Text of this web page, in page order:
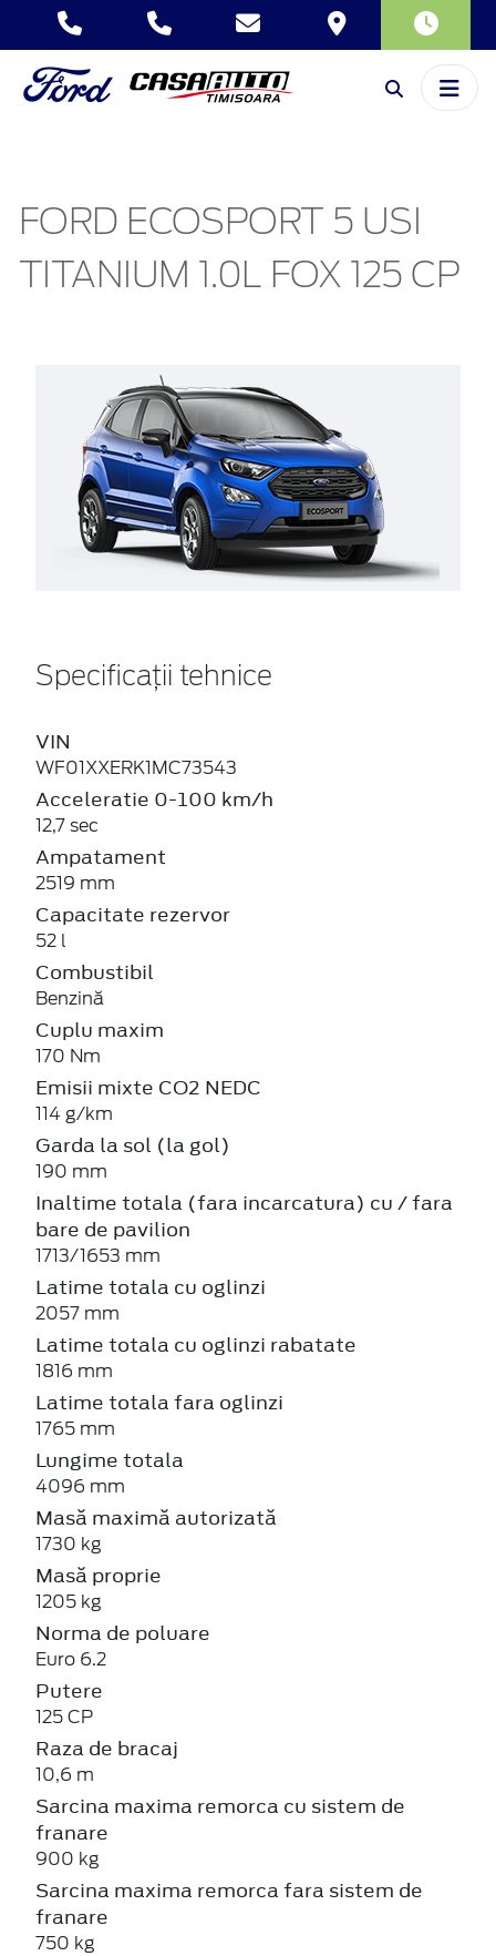
FORD ECOSPORT 5 USI
TITANIUM 1.0L FOX 125 CP
Specificații tehnice
VIN
WF01XXERK1MC73543
Acceleratie 0-100 km/h
12,7 sec
Ampatament
2519 mm
Capacitate rezervor
52 l
Combustibil
Benzină
Cuplu maxim
170 Nm
Emisii mixte CO2 NEDC
114 g/km
Garda la sol (la gol)
190 mm
Inaltime totala (fara incarcatura) cu / fara
bare de pavilion
1713/1653 mm
Latime totala cu oglinzi
2057 mm
Latime totala cu oglinzi rabatate
1816 mm
Latime totala fara oglinzi
1765 mm
Lungime totala
4096 mm
Masă maximă autorizată
1730 kg
Masă proprie
1205 kg
Norma de poluare
Euro 6.2
Putere
125 CP
Raza de bracaj
10,6 m
Sarcina maxima remorca cu sistem de
franare
900 kg
Sarcina maxima remorca fara sistem de
franare
750 kg